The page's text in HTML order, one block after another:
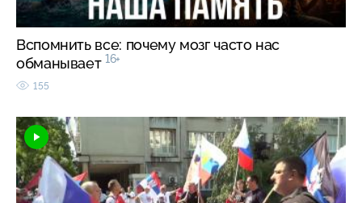
Вспомнить все: почему мозг часто нас
обманывает 16+
155